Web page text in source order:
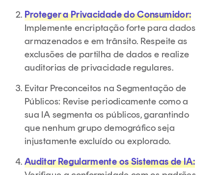
Proteger a Privacidade do Consumidor:
Implemente encriptação forte para dados
armazenados e em trânsito. Respeite as
exclusões de partilha de dados e realize
auditorias de privacidade regulares.
Evitar Preconceitos na Segmentação de
Públicos: Revise periodicamente como a
sua IA segmenta os públicos, garantindo
que nenhum grupo demográfico seja
injustamente excluído ou explorado.
Auditar Regularmente os Sistemas de IA: